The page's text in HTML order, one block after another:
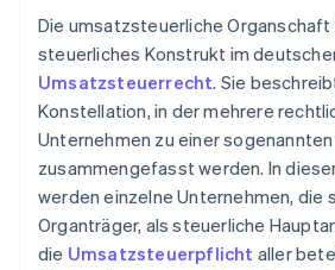
Die umsatzsteuerliche
steuerliches Konstrukt im
Umsatzsteuerrecht. Sie
Konstellation, in der mehrere
Unternehmen zu einer
zusammengefasst werden. In
werden einzelne Unternehmen, die
Organträger, als steuerliche
die Umsatzsteuerpflicht aller